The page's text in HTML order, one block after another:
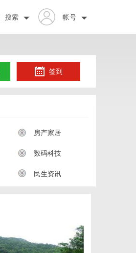
帐号
搜索
签到
房产家居
数码科技
民生资讯